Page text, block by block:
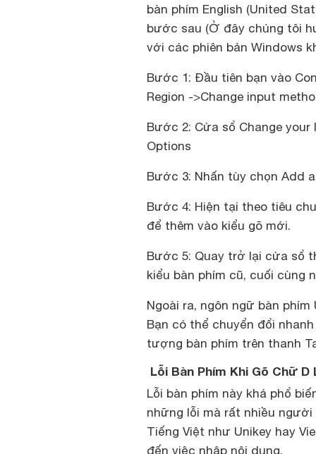
bàn phím English (United
bước sau (Ở đây chúng tôi
với các phiên bản Windows
Bước 1: Đầu tiên bạn vào
Region ->Change input
Bước 2: Cửa sổ Change
Options
Bước 3: Nhấn tùy chọn Add
Bước 4: Hiện tại theo tiêu
để thêm vào kiểu gõ mới.
Bước 5: Quay trở lại cửa sổ
kiểu bàn phím cũ, cuối cùng
Ngoài ra, ngôn ngữ bàn
Bạn có thể chuyển đổi
tượng bàn phím trên thanh
Lỗi Bàn Phím Khi Gõ Chữ D
Lỗi bàn phím này khá phổ
những lỗi mà rất nhiều người
Tiếng Việt như Unikey hay
đến việc nhập nội dung.